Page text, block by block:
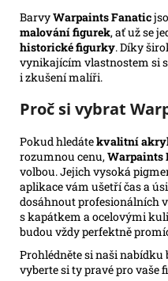
BarvyWarpaints Fanatic
malování figurek, ať už se
historické figurky. Díky
vynikajícím vlastnostem si
i zkušení malíři.
Proč si vybrat
Pokud hledátekvalitní
rozumnou cenu,Warpaints
volbou. Jejich vysoká
aplikace vám ušetří čas a
dosáhnout profesionálních
s kapátkem a ocelovými
budou vždy perfektně
Prohlédněte si naši nabídku
vyberte si ty pravé pro vaše